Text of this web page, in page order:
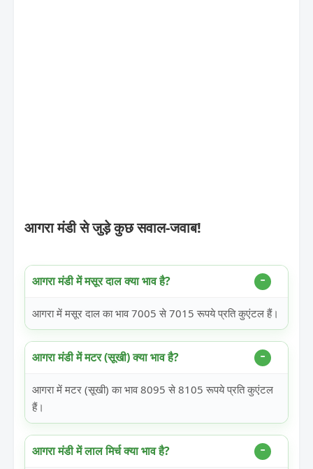
आगरा मंडी से जुड़े कुछ सवाल-जवाब!
आगरा मंडी में मसूर दाल क्या भाव है?
आगरा में मसूर दाल का भाव 7005 से 7015 रूपये प्रति कुएंटल हैं।
आगरा मंडी में मटर (सूखी) क्या भाव है?
आगरा में मटर (सूखी) का भाव 8095 से 8105 रूपये प्रति कुएंटल
हैं।
आगरा मंडी में लाल मिर्च क्या भाव है?